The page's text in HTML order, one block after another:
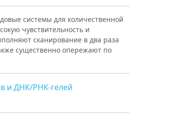
системы для количественной
чувствительность и
сканирование в два раза
существенно опережают по
и ДНК/РНК-гелей